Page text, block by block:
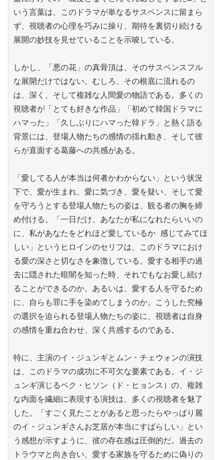
いう言葉は、このドラマが単なるサスペンスに留まら
ず、視聴者の心理を巧みに操り、期待を裏切り続ける
展開の妙技を見せていることを示唆している。
しかし、「悪の花」の真骨頂は、そのサスペンスフル
な展開だけではない。むしろ、その根底に流れるの
は、深く、そして複雑な人間愛の物語である。多くの
視聴者が「とても好きな作品」「初めて韓国ドラマに
ハマった」「久しぶりにハマった韓ドラ」と熱く語る
背景には、登場人物たちの感情の揺れ動き、そして彼
らが直面する葛藤への共感がある。
「愛してる人が本当は何者かわからない」という状況
下で、愛が生まれ、愛に気づき、愛を疑い、そして愛
を守ろうとする登場人物たちの姿は、観る者の胸を締
め付ける。「一日だけ、あなたが私になれたらいいの
に、私があなたをどれほど愛しているか 感じてみてほ
しい」というヒロインのセリフは、このドラマにおけ
る愛の深さと切なさを象徴している。愛する相手の過
去に隠された暗闇を知った時、それでもなお愛し続け
ることができるのか。あるいは、愛する人を守るため
に、自らも罪に手を染めてしまうのか。こうした究極
の選択を迫られる登場人物たちの姿に、視聴者は自身
の感情を重ね合わせ、深く共感するのである。
特に、主演のイ・ジュンギとムン・チェウォンの演技
は、このドラマの成功に不可欠な要素である。イ・ジ
ュンギ演じるペク・ヒソン（ド・ヒョンス）の、複雑
な内面を繊細に表現する演技は、多くの視聴者を魅了
した。「すごく見たことがあると思ったらやっぱり麗
のイ・ジュンギさんお芝居が本当にすばらしい」とい
う感想が示すように、彼の存在感は圧倒的だ。過去の
トラウマと向き合い、愛する家族を守るために偽りの